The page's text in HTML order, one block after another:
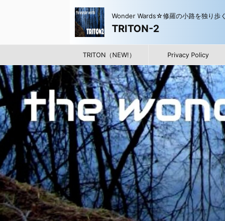
Wonder Wards☆修羅の小路を独り歩く
TRITON-2
TRITON（NEW!） Privacy Policy